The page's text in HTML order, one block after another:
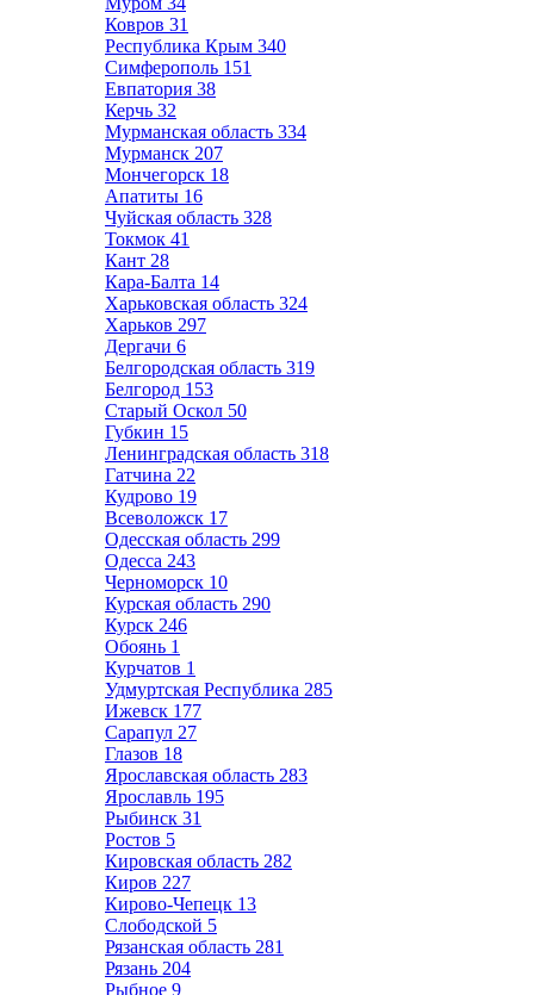
Ковров 31
Республика Крым 340
Симферополь 151
Евпатория 38
Керчь 32
Мурманская область 334
Мурманск 207
Мончегорск 18
Апатиты 16
Чуйская область 328
Токмок 41
Кант 28
Кара-Балта 14
Харьковская область 324
Харьков 297
Дергачи 6
Белгородская область 319
Белгород 153
Старый Оскол 50
Губкин 15
Ленинградская область 318
Гатчина 22
Кудрово 19
Всеволожск 17
Одесская область 299
Одесса 243
Черноморск 10
Курская область 290
Курск 246
Обоянь 1
Курчатов 1
Удмуртская Республика 285
Ижевск 177
Сарапул 27
Глазов 18
Ярославская область 283
Ярославль 195
Рыбинск 31
Ростов 5
Кировская область 282
Киров 227
Кирово-Чепецк 13
Слободской 5
Рязанская область 281
Рязань 204
Рыбное 9